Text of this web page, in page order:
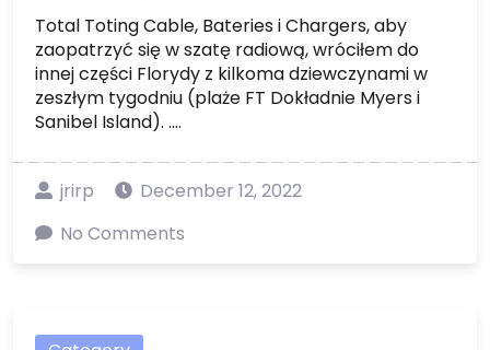
Total Toting Cable, Bateries i Chargers, aby
zaopatrzyć się w szatę radiową, wróciłem do
innej części Florydy z kilkoma dziewczynami w
zeszłym tygodniu (plaże FT Dokładnie Myers i
Sanibel Island). ....
jrirp
December 12, 2022
No Comments